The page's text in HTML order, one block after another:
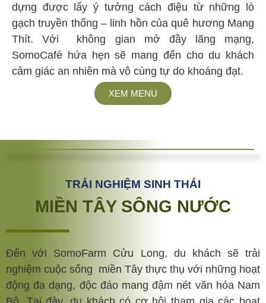
dựng được lấy ý tưởng cách điệu từ những lò
gạch truyền thống – linh hồn của quê hương Mang
Thít. Với không gian mở đầy lãng mạng,
SomoCafé hứa hẹn sẽ mang đến cho du khách
cảm giác an nhiên mà vô cùng tự do khoáng đạt.
XEM MENU
TRẢI NGHIỆM SINH THÁI
MIỀN TÂY SÔNG NƯỚC
Đến với SomoFarm Cửu Long, du khách sẽ trải
nghiệm cuộc sống miền Tây thực thụ với những hoạt
động đa dạng, độc đáo mang đậm nét văn hóa Nam